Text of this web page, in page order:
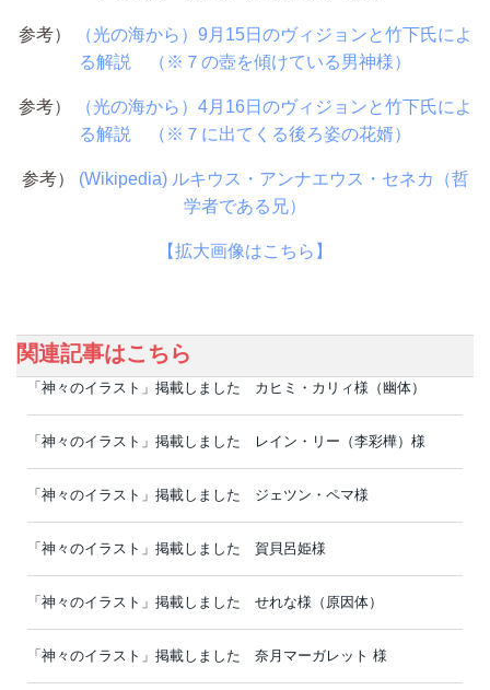
参考）
（光の海から）9月15日のヴィジョンと竹下氏によ
る解説 （※７の壺を傾けている男神様）
参考）
（光の海から）4月16日のヴィジョンと竹下氏によ
る解説 （※７に出てくる後ろ姿の花婿）
参考） (Wikipedia) ルキウス・アンナエウス・セネカ（哲
学者である兄）
【拡大画像はこちら】
関連記事はこちら
「神々のイラスト」掲載しました カヒミ・カリィ様（幽体）
「神々のイラスト」掲載しました レイン・リー（李彩樺）様
「神々のイラスト」掲載しました ジェツン・ペマ様
「神々のイラスト」掲載しました 賀貝呂姫様
「神々のイラスト」掲載しました せれな様（原因体）
「神々のイラスト」掲載しました 奈月マーガレット 様